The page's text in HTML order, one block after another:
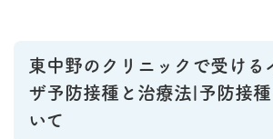
東中野のクリニックで受ける
ザ予防接種と治療法|予防接
いて